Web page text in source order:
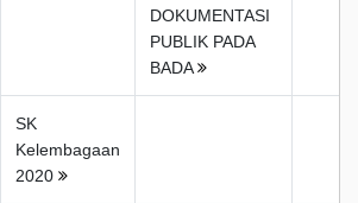
DOKUMENTASI
PUBLIK PADA
BADA
SK
Kelembagaan
2020